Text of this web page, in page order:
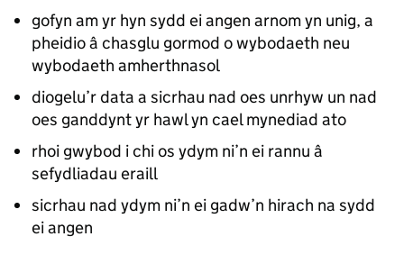
gofyn am yr hyn sydd ei angen arnom yn unig, a
pheidio â chasglu gormod o wybodaeth neu
wybodaeth amherthnasol
diogelu’r data a sicrhau nad oes unrhyw un nad
oes ganddynt yr hawl yn cael mynediad ato
rhoi gwybod i chi os ydym ni’n ei rannu â
sefydliadau eraill
sicrhau nad ydym ni’n ei gadw’n hirach na sydd
ei angen